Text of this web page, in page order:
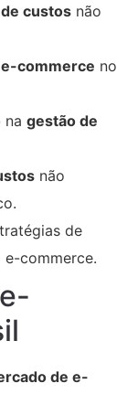
custos não
commerce no
na gestão de
não
de
e-commerce.
de e-